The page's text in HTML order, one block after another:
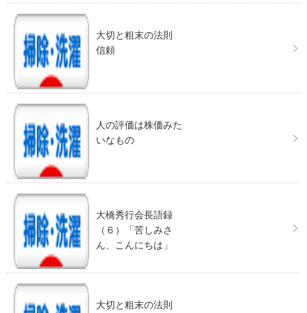
大切と粗末の法則
信頼
人の評価は株価みた
いなもの
大橋秀行会長語録
（６）「苦しみさ
ん、こんにちは」
大切と粗末の法則